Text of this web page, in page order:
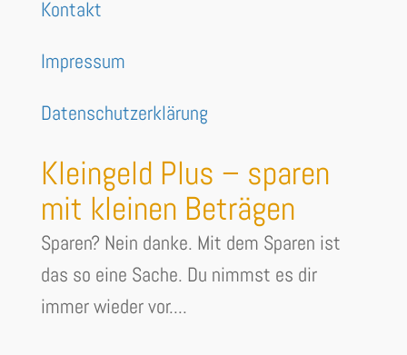
Kontakt
Impressum
Datenschutzerklärung
Kleingeld Plus – sparen
mit kleinen Beträgen
Sparen? Nein danke. Mit dem Sparen ist
das so eine Sache. Du nimmst es dir
immer wieder vor....